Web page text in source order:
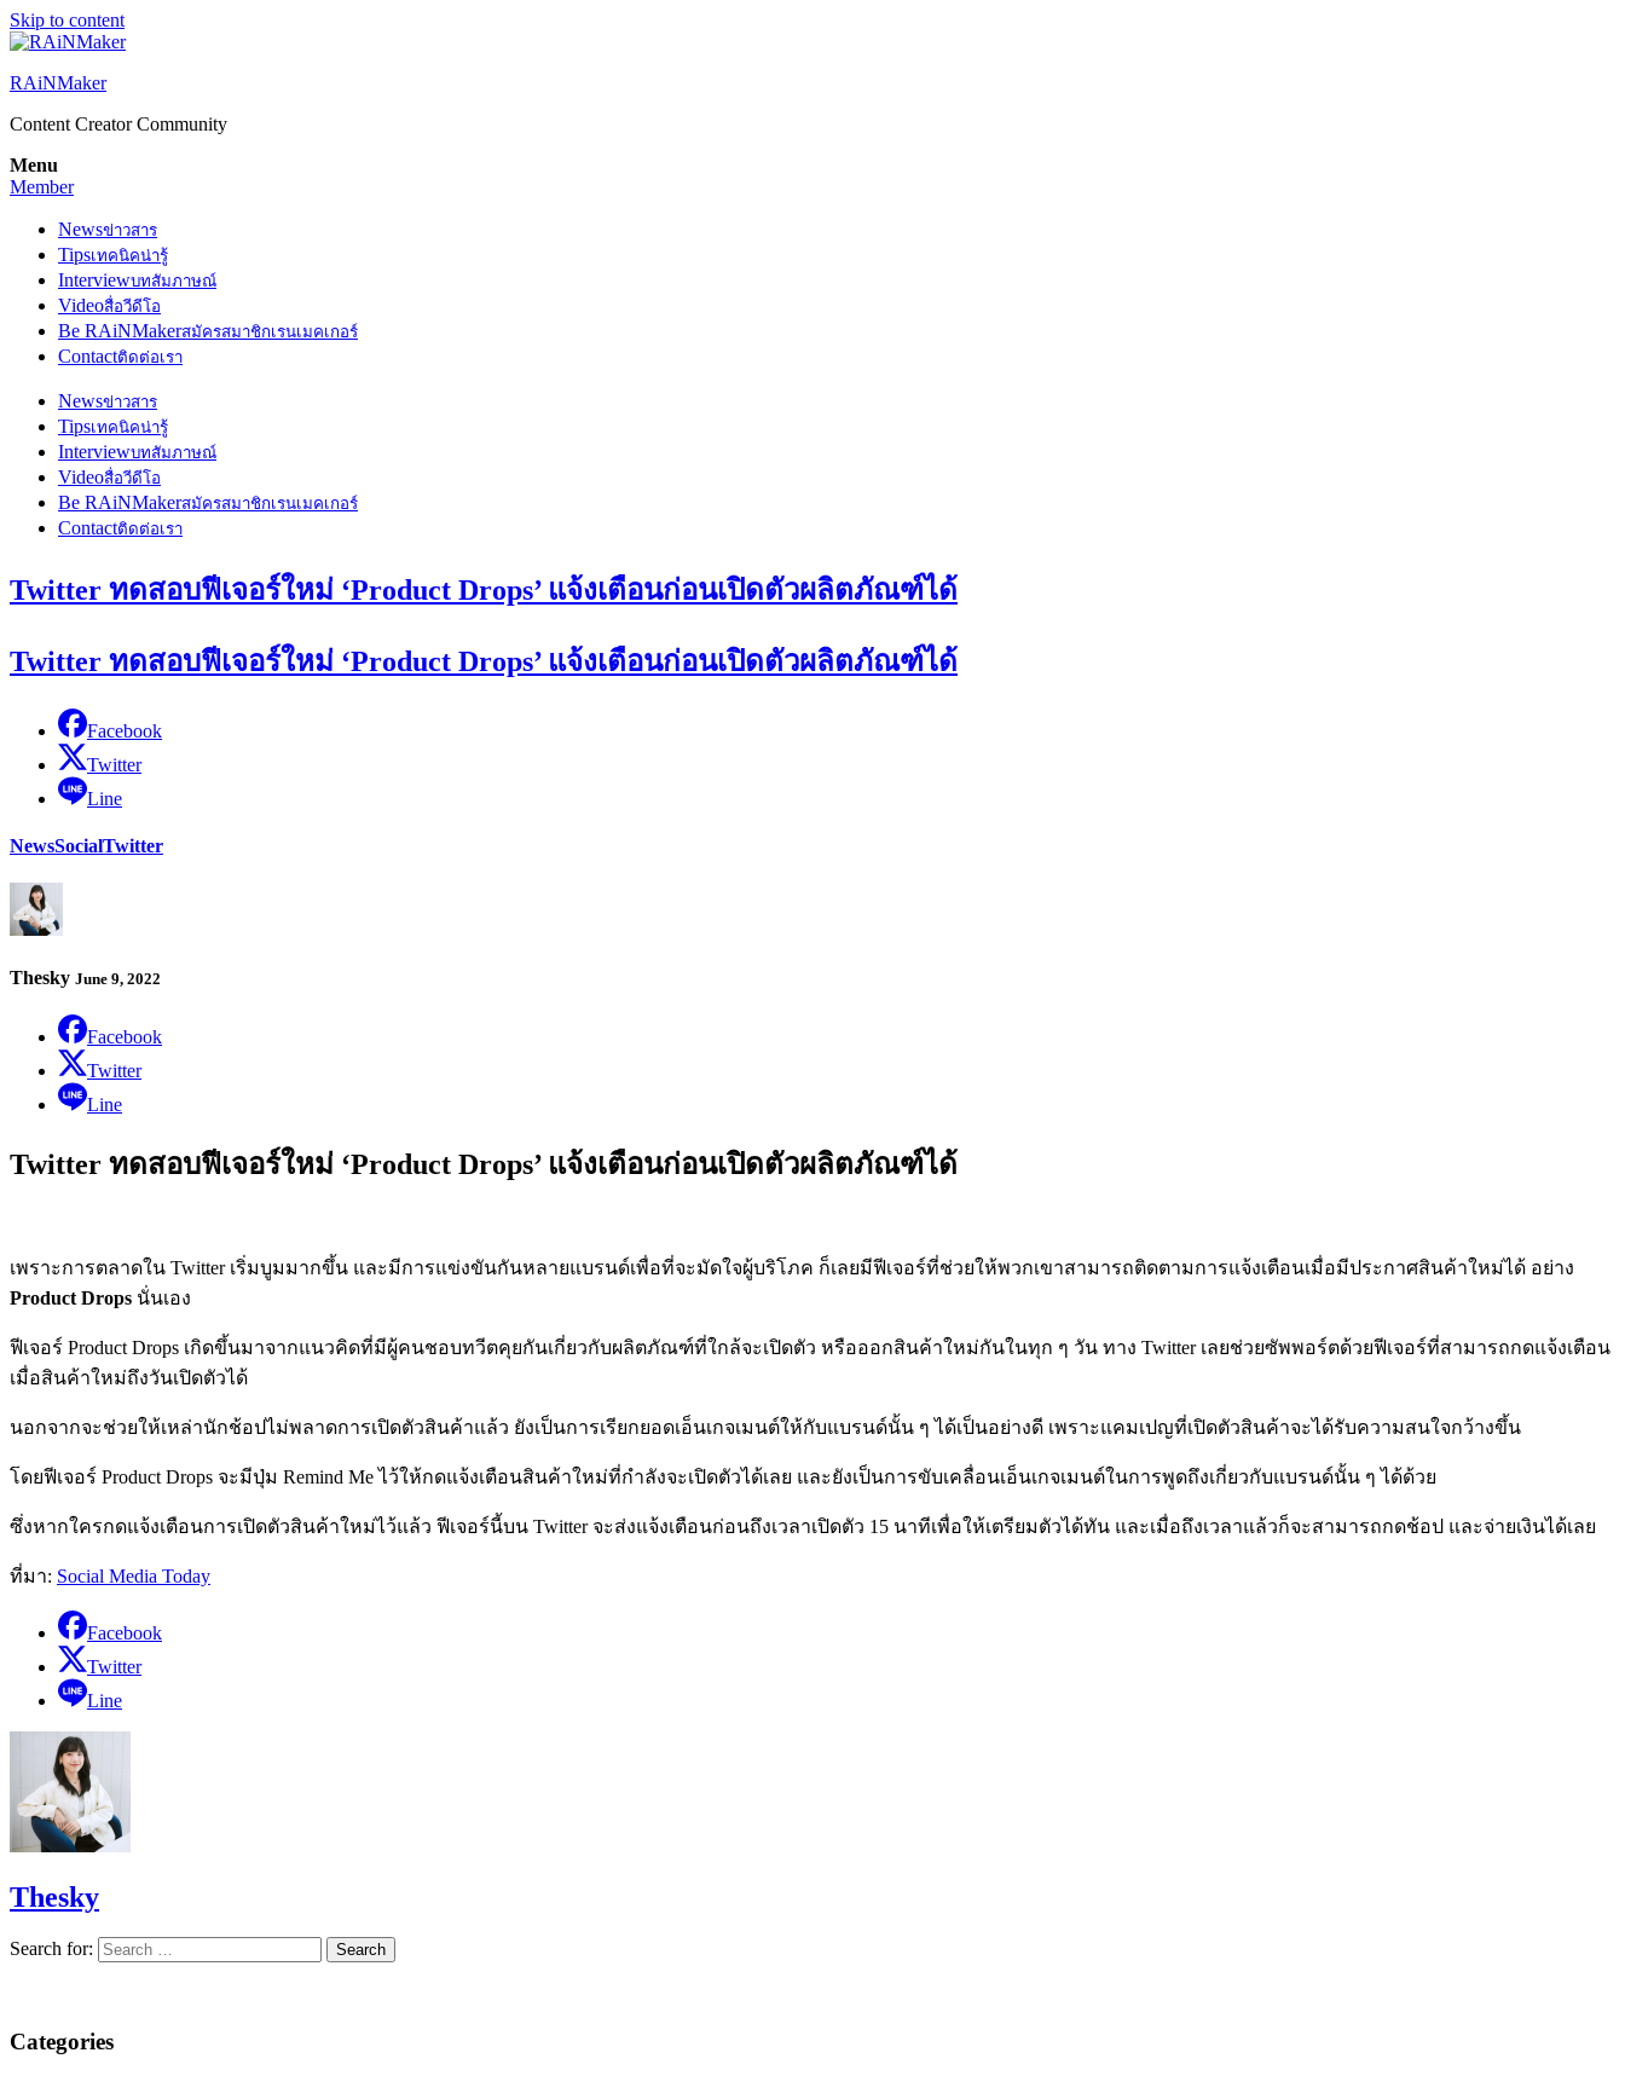
Skip to content
RAiNMaker
Content Creator Community
Menu
Member
Newsข่าวสาร
Tipsเทคนิคน่ารู้
Interviewบทสัมภาษณ์
Videoสื่อวีดีโอ
Be RAiNMakerสมัครสมาชิกเรนเมคเกอร์
Contactติดต่อเรา
Newsข่าวสาร
Tipsเทคนิคน่ารู้
Interviewบทสัมภาษณ์
Videoสื่อวีดีโอ
Be RAiNMakerสมัครสมาชิกเรนเมคเกอร์
Contactติดต่อเรา
Twitter ทดสอบฟีเจอร์ใหม่ ‘Product Drops’ แจ้งเตือนก่อนเปิดตัวผลิตภัณฑ์ได้
Twitter ทดสอบฟีเจอร์ใหม่ ‘Product Drops’ แจ้งเตือนก่อนเปิดตัวผลิตภัณฑ์ได้
Facebook
Twitter
Line
NewsSocialTwitter
Thesky June 9, 2022
Facebook
Twitter
Line
Twitter ทดสอบฟีเจอร์ใหม่ ‘Product Drops’ แจ้งเตือนก่อนเปิดตัวผลิตภัณฑ์ได้
เพราะการตลาดใน Twitter เริ่มบูมมากขึ้น และมีการแข่งขันกันหลายแบรนด์เพื่อที่จะมัดใจผู้บริโภค ก็เลยมีฟีเจอร์ที่ช่วยให้พวกเขาสามารถติดตามการแจ้งเตือนเมื่อมีประกาศสินค้าใหม่ได้ อย่าง
Product Drops นั่นเอง
ฟีเจอร์ Product Drops เกิดขึ้นมาจากแนวคิดที่มีผู้คนชอบทวีตคุยกันเกี่ยวกับผลิตภัณฑ์ที่ใกล้จะเปิดตัว หรือออกสินค้าใหม่กันในทุก ๆ วัน ทาง Twitter เลยช่วยซัพพอร์ตด้วยฟีเจอร์ที่สามารถกดแจ้งเตือน
เมื่อสินค้าใหม่ถึงวันเปิดตัวได้
นอกจากจะช่วยให้เหล่านักช้อปไม่พลาดการเปิดตัวสินค้าแล้ว ยังเป็นการเรียกยอดเอ็นเกจเมนต์ให้กับแบรนด์นั้น ๆ ได้เป็นอย่างดี เพราะแคมเปญที่เปิดตัวสินค้าจะได้รับความสนใจกว้างขึ้น
โดยฟีเจอร์ Product Drops จะมีปุ่ม Remind Me ไว้ให้กดแจ้งเตือนสินค้าใหม่ที่กำลังจะเปิดตัวได้เลย และยังเป็นการขับเคลื่อนเอ็นเกจเมนต์ในการพูดถึงเกี่ยวกับแบรนด์นั้น ๆ ได้ด้วย
ซึ่งหากใครกดแจ้งเตือนการเปิดตัวสินค้าใหม่ไว้แล้ว ฟีเจอร์นี้บน Twitter จะส่งแจ้งเตือนก่อนถึงเวลาเปิดตัว 15 นาทีเพื่อให้เตรียมตัวได้ทัน และเมื่อถึงเวลาแล้วก็จะสามารถกดช้อป และจ่ายเงินได้เลย
ที่มา: Social Media Today
Facebook
Twitter
Line
Thesky
Search for:
Categories